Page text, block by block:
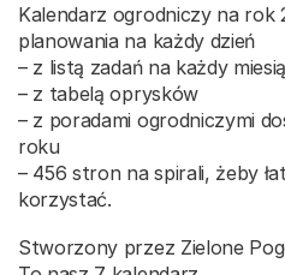
Kalendarz ogrodniczy na rok
planowania na każdy dzień
– z listą zadań na każdy
– z tabelą oprysków
– z poradami ogrodniczymi
roku
– 456 stron na spirali, żeby
korzystać.
Stworzony przez Zielone